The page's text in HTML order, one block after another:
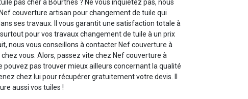
pas cher à Bourthes ? Ne vous inquiétez pas, nous
couverture artisan pour changement de tuile qui
ses travaux. Il vous garantit une satisfaction totale à
pour vos travaux changement de tuile à un prix
nous vous conseillons à contacter Nef couverture à
vous. Alors, passez vite chez Nef couverture à
pouvez pas trouver mieux ailleurs concernant la qualité
chez lui pour récupérer gratuitement votre devis. Il
aussi vos tuiles !